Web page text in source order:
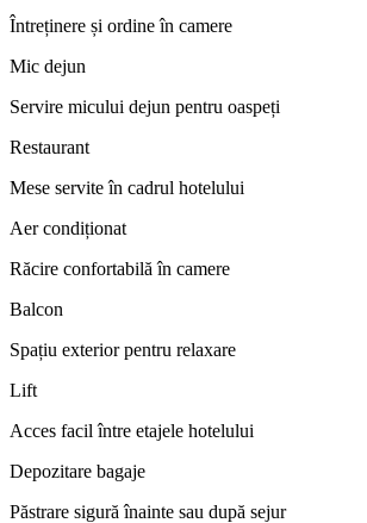
Întreținere și ordine în camere
Mic dejun
Servire micului dejun pentru oaspeți
Restaurant
Mese servite în cadrul hotelului
Aer condiționat
Răcire confortabilă în camere
Balcon
Spațiu exterior pentru relaxare
Lift
Acces facil între etajele hotelului
Depozitare bagaje
Păstrare sigură înainte sau după sejur